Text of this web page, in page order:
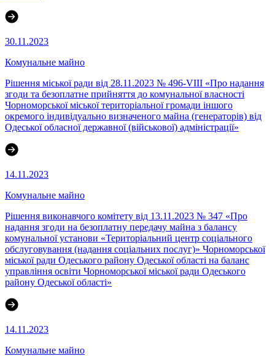
30.11.2023
Комунальне майно
Рішення міської ради від 28.11.2023 № 496-VIII «Про надання
згоди та безоплатне прийняття до комунальної власності
Чорноморської міської територіальної громади іншого
окремого індивідуально визначеного майна (генераторів) від
Одеської обласної державної (військової) адміністрації»
14.11.2023
Комунальне майно
Рішення виконавчого комітету від 13.11.2023 № 347 «Про
надання згоди на безоплатну передачу майна з балансу
комунальної установи «Територіальний центр соціального
обслуговування (надання соціальних послуг)» Чорноморської
міської ради Одеського району Одеської області на баланс
управління освіти Чорноморської міської ради Одеського
району Одеської області»
14.11.2023
Комунальне майно